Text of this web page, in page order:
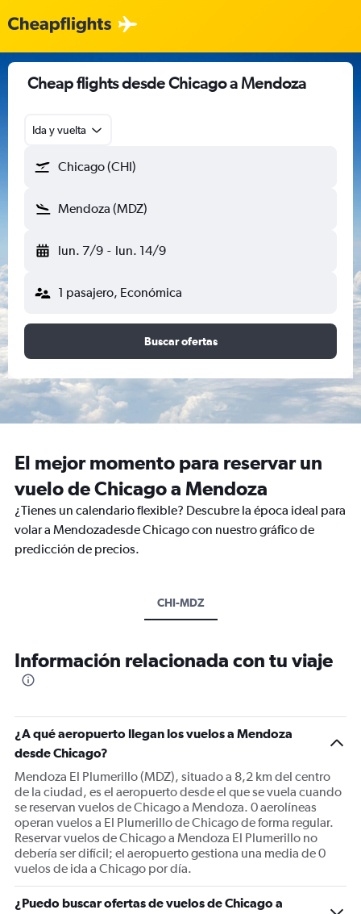
Cheap flights desde Chicago a Mendoza
Ida y vuelta
Chicago (CHI)
Mendoza (MDZ)
lun. 7/9 - lun. 14/9
1 pasajero, Económica
Buscar ofertas
El mejor momento para reservar un
vuelo de Chicago a Mendoza
¿Tienes un calendario flexible? Descubre la época ideal para
volar a Mendozadesde Chicago con nuestro gráfico de
predicción de precios.
CHI-MDZ
Información relacionada con tu viaje
¿A qué aeropuerto llegan los vuelos a Mendoza
desde Chicago?
Mendoza El Plumerillo (MDZ), situado a 8,2 km del centro
de la ciudad, es el aeropuerto desde el que se vuela cuando
se reservan vuelos de Chicago a Mendoza. 0 aerolíneas
operan vuelos a El Plumerillo de Chicago de forma regular.
Reservar vuelos de Chicago a Mendoza El Plumerillo no
debería ser difícil; el aeropuerto gestiona una media de 0
vuelos de ida a Chicago por día.
¿Puedo buscar ofertas de vuelos de Chicago a